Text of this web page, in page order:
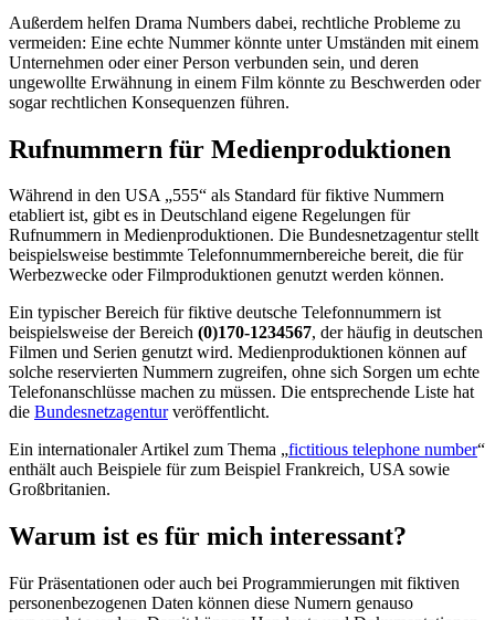
Außerdem helfen Drama Numbers dabei, rechtliche Probleme zu
vermeiden: Eine echte Nummer könnte unter Umständen mit einem
Unternehmen oder einer Person verbunden sein, und deren
ungewollte Erwähnung in einem Film könnte zu Beschwerden oder
sogar rechtlichen Konsequenzen führen.
Rufnummern für Medienproduktionen
Während in den USA „555“ als Standard für fiktive Nummern
etabliert ist, gibt es in Deutschland eigene Regelungen für
Rufnummern in Medienproduktionen. Die Bundesnetzagentur stellt
beispielsweise bestimmte Telefonnummernbereiche bereit, die für
Werbezwecke oder Filmproduktionen genutzt werden können.
Ein typischer Bereich für fiktive deutsche Telefonnummern ist
beispielsweise der Bereich (0)170-1234567, der häufig in deutschen
Filmen und Serien genutzt wird. Medienproduktionen können auf
solche reservierten Nummern zugreifen, ohne sich Sorgen um echte
Telefonanschlüsse machen zu müssen. Die entsprechende Liste hat
die Bundesnetzagenturveröffentlicht.
Ein internationaler Artikel zum Thema „fictitious telephone number“
enthält auch Beispiele für zum Beispiel Frankreich, USA sowie
Großbritanien.
Warum ist es für mich interessant?
Für Präsentationen oder auch bei Programmierungen mit fiktiven
personenbezogenen Daten können diese Numern genauso